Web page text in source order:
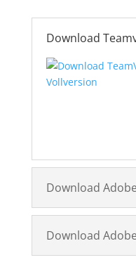
Download
Download
Download